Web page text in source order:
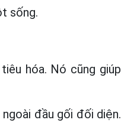
sống.
hóa. Nó cũng giúp
đầu gối đối diện.